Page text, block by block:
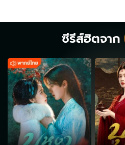
ซีรีส์ฮิตจาก